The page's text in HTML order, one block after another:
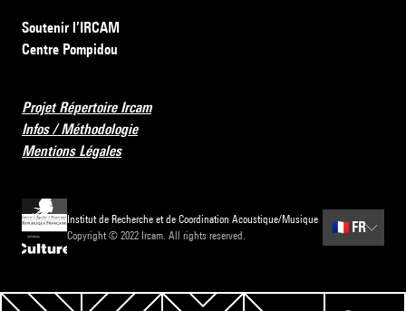
Soutenir l’IRCAM
Centre Pompidou
Projet Répertoire Ircam
Infos / Méthodologie
Mentions Légales
Institut de Recherche et de Coordination Acoustique/Musique
Copyright © 2022 Ircam. All rights reserved.
🇫🇷 FR